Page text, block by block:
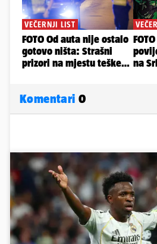
Komentari 0